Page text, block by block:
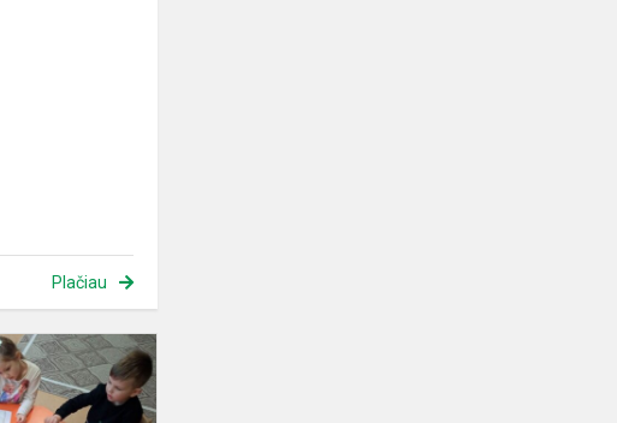
Plačiau
Velykiniai
margučiai